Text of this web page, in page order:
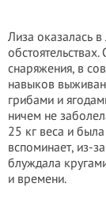
Лиза оказалась
снаряжения, в
навыков
грибами и
ничем не
25 кг веса и
вспоминает, из-
блуждала
и времени.